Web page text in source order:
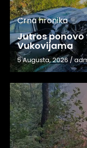
Crna hronika
Jutros ponovo
Vukovijama
5 Augusta, 2026/